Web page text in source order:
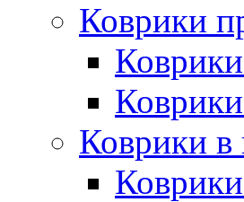
Коврики
Коврики